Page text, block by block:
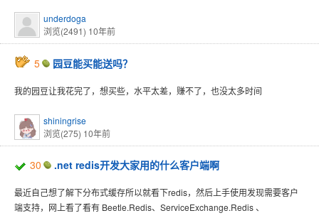
underdoga
浏览(2491) 10年前
5 园豆能买能送吗？
我的园豆让我花完了，想买些，水平太差，赚不了，也没太多时间
shiningrise
浏览(275) 10年前
30 .net redis开发大家用的什么客户端啊
最近自己想了解下分布式缓存所以就看下redis，然后上手使用发现需要客户
端支持，网上看了看有 Beetle.Redis、ServiceExchange.Redis 、